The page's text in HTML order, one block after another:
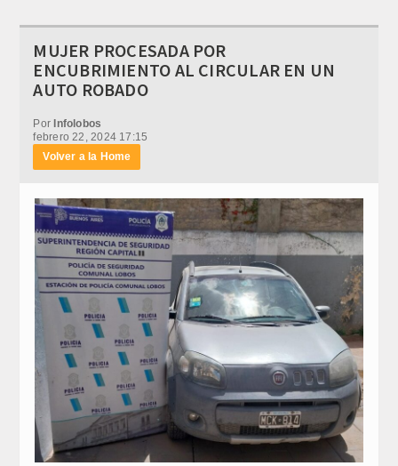
MUJER PROCESADA POR
ENCUBRIMIENTO AL CIRCULAR EN UN
AUTO ROBADO
PorInfolobos
febrero 22, 2024 17:15
Volver a la Home